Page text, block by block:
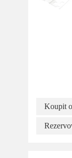
Koupit